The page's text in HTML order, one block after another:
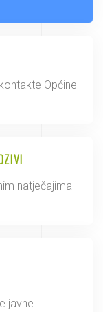
Općine
natječajima
javne